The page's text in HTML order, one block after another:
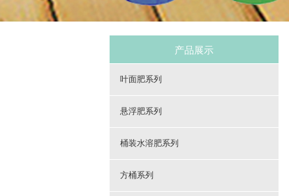
产品展示
叶面肥系列
悬浮肥系列
桶装水溶肥系列
方桶系列